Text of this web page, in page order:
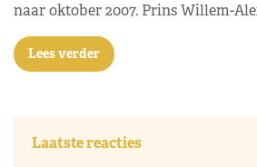
naar oktober 2007. Prins Willem-
Lees verder
Laatste reacties